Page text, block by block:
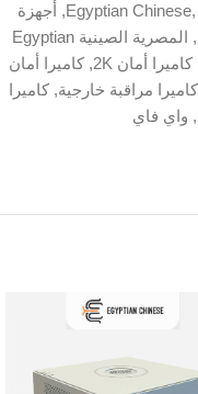
Egyptian Chinese,
, أجهزة
,
المصرية الصينية Egyptian
كاميرا أمان 2K , كاميرا أمان
كاميرا مراقبة خارجية, كاميرا
, واي فاي